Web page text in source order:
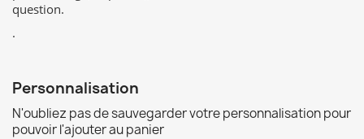
question.
.
Personnalisation
N'oubliez pas de sauvegarder votre personnalisation pour
pouvoir l'ajouter au panier